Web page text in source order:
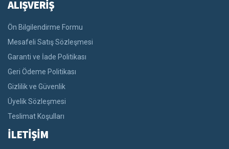
ALIŞVERİŞ
Ön Bilgilendirme Formu
Mesafeli Satış Sözleşmesi
Garanti ve İade Politikası
Geri Ödeme Politikası
Gizlilik ve Güvenlik
Üyelik Sözleşmesi
Teslimat Koşulları
İLETİŞİM